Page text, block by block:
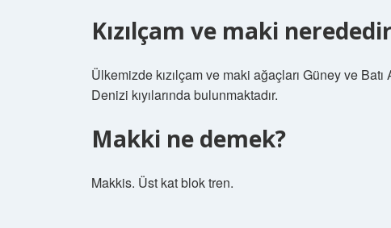
Kızılçam ve maki
Ülkemizde kızılçam ve maki ağaçları Güney ve
Denizi kıyılarında bulunmaktadır.
Makki ne demek?
Makkis. Üst kat blok tren.